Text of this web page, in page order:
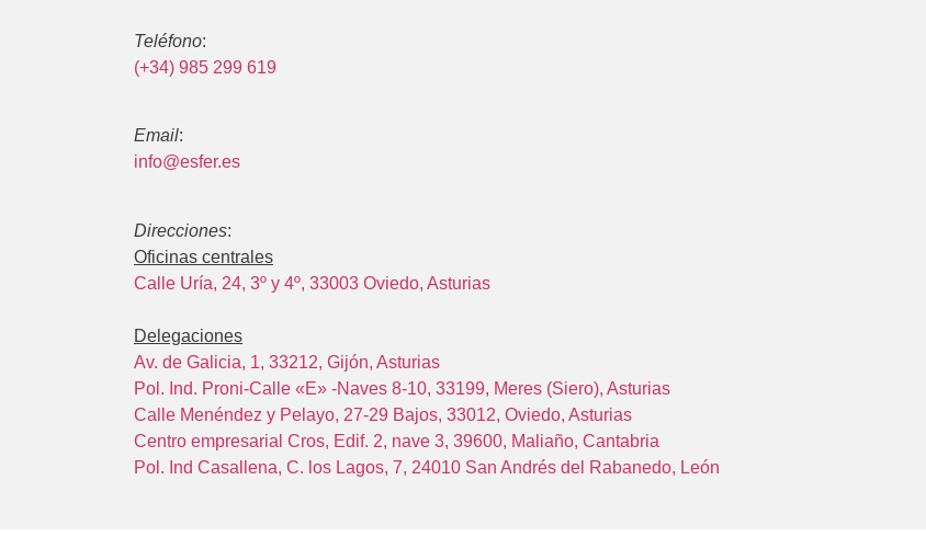
Teléfono:
(+34) 985 299 619
Email:
info@esfer.es
Direcciones:
Oficinas centrales
Calle Uría, 24, 3º y 4º, 33003 Oviedo, Asturias
Delegaciones
Av. de Galicia, 1, 33212, Gijón, Asturias
Pol. Ind. Proni-Calle «E» -Naves 8-10, 33199, Meres (Siero), Asturias
Calle Menéndez y Pelayo, 27-29 Bajos, 33012, Oviedo, Asturias
Centro empresarial Cros, Edif. 2, nave 3, 39600, Maliaño, Cantabria
Pol. Ind Casallena, C. los Lagos, 7, 24010 San Andrés del Rabanedo, León